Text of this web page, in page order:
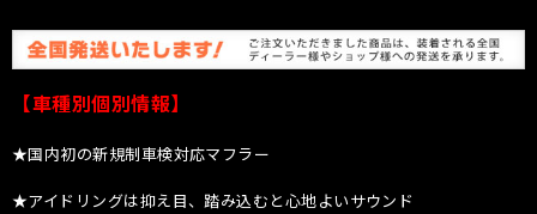
【車種別個別情報】
★国内初の新規制車検対応マフラー
★アイドリングは抑え目、踏み込むと心地よいサウンド